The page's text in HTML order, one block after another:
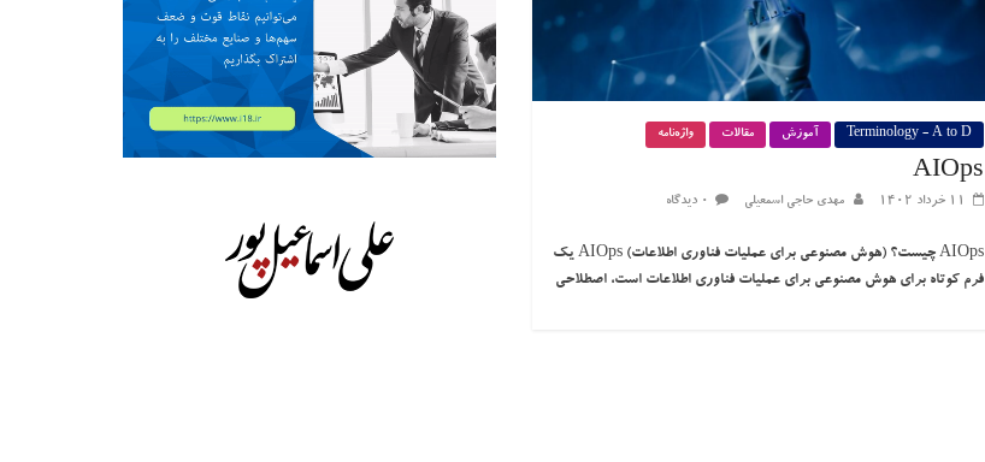
Terminology - A to D آموزش مقالات واژه‌نامه
AIOps
۱۱ خرداد ۱۴۰۲ مهدی حاجی اسمعیلی ۰ دیدگاه
AIOps چیست؟ (هوش مصنوعی برای عملیات فناوری اطلاعات) AIOps یک
فرم کوتاه برای هوش مصنوعی برای عملیات فناوری اطلاعات است، اصطلاحی